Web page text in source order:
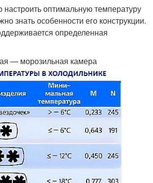
оптимальную температуру
знать особенности его конструкции.
определенная
— морозильная камера